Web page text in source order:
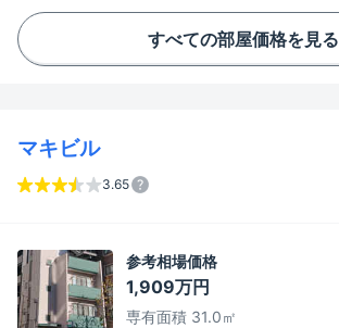
すべての部屋価格を見る
マキビル
3.65
参考相場価格
1,909万円
専有面積 31.0㎡